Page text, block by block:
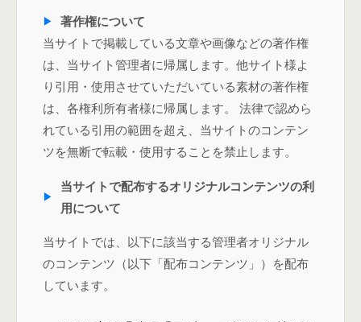
著作権について
当サイトで掲載している文章や画像などの著作権
は、当サイト管理者に帰属します。他サイト様よ
り引用・使用させていただいている素材の著作権
は、各権利所有者様に帰属します。 法律で認めら
れている引用の範囲を超え、当サイトのコンテン
ツを無断で転載・使用することを禁止します。
当サイトで配布するオリジナルコンテンツの利
用について
当サイトでは、以下に該当する管理者オリジナル
のコンテンツ（以下「配布コンテンツ」）を配布
しています。